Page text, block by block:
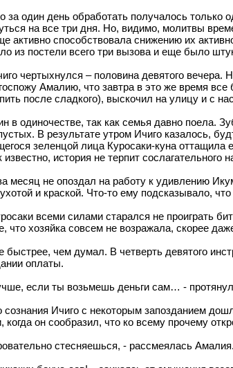
за один день обработать получалось только
на все три дня. Но, видимо, молитвы
активно способствовала снижению их
из постели всего три вызова и еще было
чертыхнулся – половина девятого
Амалию, что завтра в это же время
после сладкого), выскочил на улицу и с
в одиночестве, так как семья давно поела.
В результате утром Ичиго казалось,
зеленцой лица Куросаки-куна
известно, история не терпит
месяц не опоздал на работу к удивлению
и краской. Что-то ему подсказывало,
всеми силами старался не проиграть
что хозяйка совсем не возражала, скорее
быстрее, чем думал. В четверть девятого
оплаты.
если ты возьмешь деньги сам… -
сознания Ичиго с некоторым запозданием
когда он сообразил, что ко всему прочему
стесняешься, - рассмеялась